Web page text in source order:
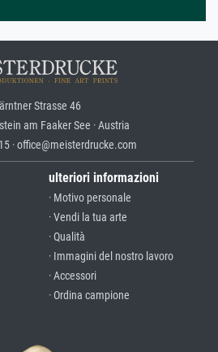
Strasse 46
am Faaker See · Austria
· office@meisterdrucke.com
ulteriori informazioni
· Motivo personale
· Vendi la tua arte
· Qualità
· Immagini del nostro lavoro
· Accessori
· Ordina campione